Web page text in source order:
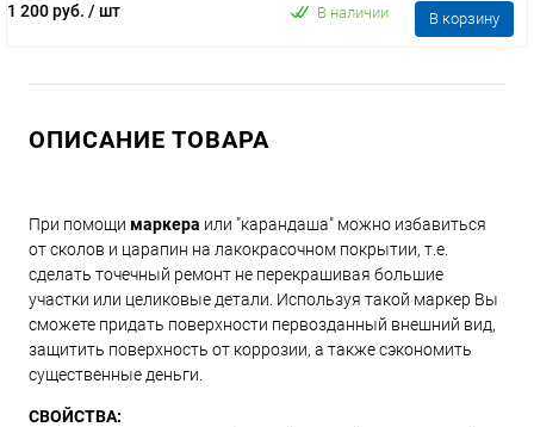
1 200 руб. / шт В наличии В корзину
ОПИСАНИЕ ТОВАРА
При помощи маркера или "карандаша" можно избавиться
от сколов и царапин на лакокрасочном покрытии, т.е.
сделать точечный ремонт не перекрашивая большие
участки или целиковые детали. Используя такой маркер Вы
сможете придать поверхности первозданный внешний вид,
защитить поверхность от коррозии, а также сэкономить
существенные деньги.
СВОЙСТВА: